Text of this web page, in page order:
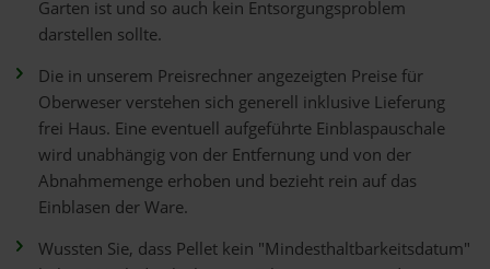
Garten ist und so auch kein Entsorgungsproblem
darstellen sollte.
Die in unserem Preisrechner angezeigten Preise für
Oberweser verstehen sich generell inklusive Lieferung
frei Haus. Eine eventuell aufgeführte Einblaspauschale
wird unabhängig von der Entfernung und von der
Abnahmemenge erhoben und bezieht rein auf das
Einblasen der Ware.
Wussten Sie, dass Pellet kein "Mindesthaltbarkeitsdatum"